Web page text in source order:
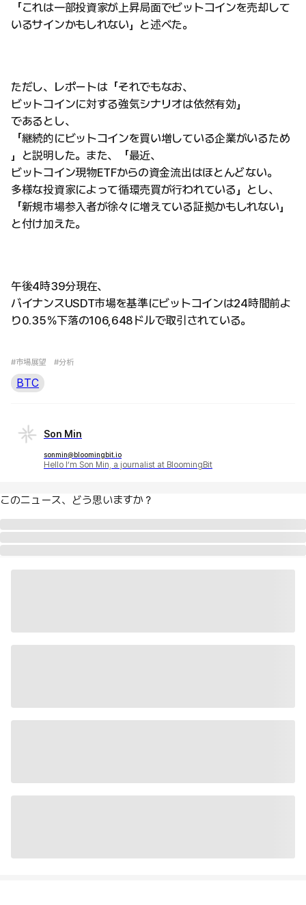
「これは一部投資家が上昇局面でビットコインを売却して
いるサインかもしれない」と述べた。
ただし、レポートは「それでもなお、
ビットコインに対する強気シナリオは依然有効」
であるとし、
「継続的にビットコインを買い増している企業がいるため
」と説明した。また、「最近、
ビットコイン現物ETFからの資金流出はほとんどない。
多様な投資家によって循環売買が行われている」とし、
「新規市場参入者が徐々に増えている証拠かもしれない」
と付け加えた。
午後4時39分現在、
バイナンスUSDT市場を基準にビットコインは24時間前よ
り0.35％下落の106,648ドルで取引されている。
#市場展望 #分析
BTC
Son Min
sonmin@bloomingbit.io
Hello I’m Son Min, a journalist at BloomingBit
このニュース、どう思いますか？